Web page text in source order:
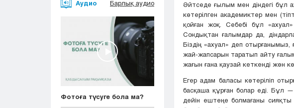
Аудио Барлық аудио
Фотоға түсуге бола ма?
Әйтседе ғылым мен діндегі бұл
көтерілген академиктер мен
қойған жоқ. Себебі бұл
Сондықтан ғалымдар да,
Біздің «ахуал» деп
жай-жапсарын таратып айту
жағын ғана қаузай кеткенді жөн
Егер адам баласы көтеріліп
басқаша құрған болар еді. Бұл —
дейін ештеңе болмағаны